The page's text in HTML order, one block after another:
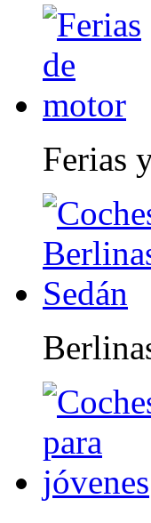
Ferias